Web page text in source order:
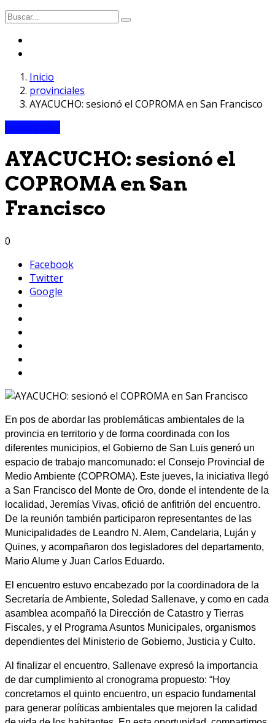
Inicio
provinciales
AYACUCHO: sesionó el COPROMA en San Francisco
AYACUCHO: sesionó el
COPROMA en San
Francisco
0
Facebook
Twitter
Google
En pos de abordar las problemáticas ambientales de la
provincia en territorio y de forma coordinada con los
diferentes municipios, el Gobierno de San Luis generó un
espacio de trabajo mancomunado: el Consejo Provincial de
Medio Ambiente (COPROMA). Este jueves, la iniciativa llegó
a San Francisco del Monte de Oro, donde el intendente de la
localidad, Jeremías Vivas, ofició de anfitrión del encuentro.
De la reunión también participaron representantes de las
Municipalidades de Leandro N. Alem, Candelaria, Luján y
Quines, y acompañaron dos legisladores del departamento,
Mario Alume y Juan Carlos Eduardo.
El encuentro estuvo encabezado por la coordinadora de la
Secretaría de Ambiente, Soledad Sallenave, y como en cada
asamblea acompañó la Dirección de Catastro y Tierras
Fiscales, y el Programa Asuntos Municipales, organismos
dependientes del Ministerio de Gobierno, Justicia y Culto.
Al finalizar el encuentro, Sallenave expresó la importancia
de dar cumplimiento al cronograma propuesto: “Hoy
concretamos el quinto encuentro, un espacio fundamental
para generar políticas ambientales que mejoren la calidad